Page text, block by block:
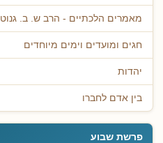
מאמרים הלכתיים - הרב ש. ב. גנוט
חגים ומועדים וימים מיוחדים
יהדות
בין אדם לחברו
פרשת שבוע